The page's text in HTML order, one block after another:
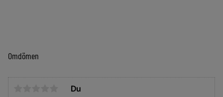
Omdömen
Du